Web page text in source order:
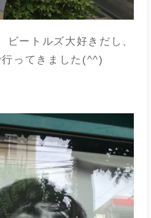
ビートルズ大好きだし、
ってきました(^^)